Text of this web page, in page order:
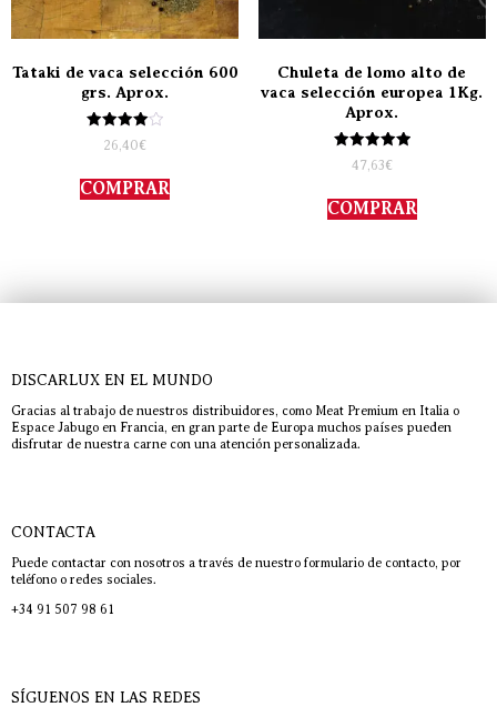
Tataki de vaca selección 600
grs. Aprox.
Valorado
con
de 5
26,40€
COMPRAR
Chuleta de lomo alto de
vaca selección europea 1Kg.
Aprox.
Valorado
con
de 5
47,63€
COMPRAR
DISCARLUX EN EL MUNDO
Gracias al trabajo de nuestros distribuidores, como Meat Premium en Italia o
Espace Jabugo en Francia, en gran parte de Europa muchos países pueden
disfrutar de nuestra carne con una atención personalizada.
CONTACTA
Puede contactar con nosotros a través de nuestro formulario de contacto, por
teléfono o redes sociales.
+34 91 507 98 61
SÍGUENOS EN LAS REDES